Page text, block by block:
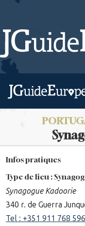
Infos pratiques
Type de lieu :
Synagogue Kadoorie
340 r. de Guerra
Tel : +351 911 768 596